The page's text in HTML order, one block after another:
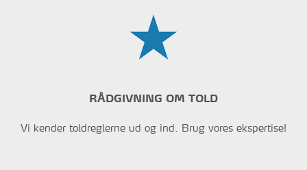
RÅDGIVNING OM TOLD
Vi kender toldreglerne ud og ind. Brug vores ekspertise!